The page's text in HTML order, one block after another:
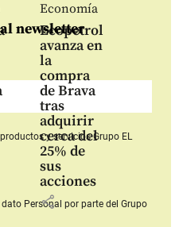
Economía
Ecopetrol
avanza en
la
compra
de Brava
tras
adquirir
cerca del
25% de
sus
acciones
share
newsletter
y serviciosGrupo EL
Personal por parte del Grupo